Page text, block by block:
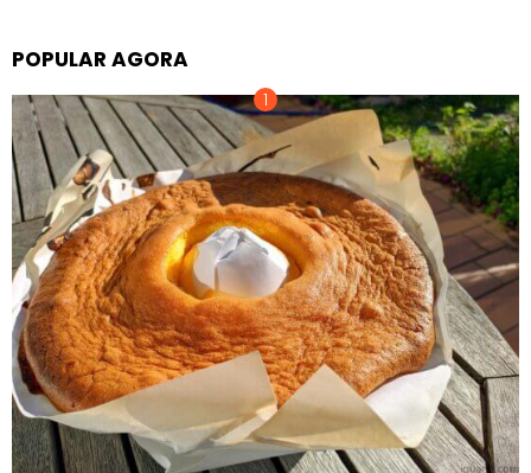
POPULAR AGORA